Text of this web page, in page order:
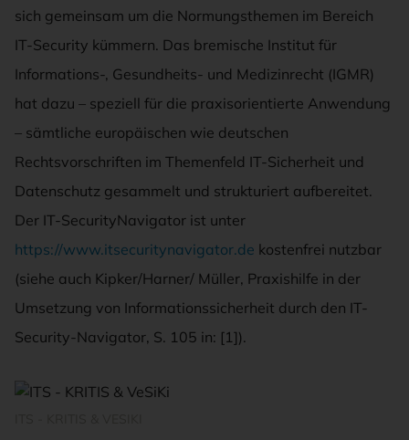
sich gemeinsam um die Normungsthemen im Bereich
IT-Security kümmern. Das bremische Institut für
Informations-, Gesundheits- und Medizinrecht (IGMR)
hat dazu – speziell für die praxisorientierte Anwendung
– sämtliche europäischen wie deutschen
Rechtsvorschriften im Themenfeld IT-Sicherheit und
Datenschutz gesammelt und strukturiert aufbereitet.
Der IT-SecurityNavigator ist unter
https://www.itsecuritynavigator.de kostenfrei nutzbar
(siehe auch Kipker/Harner/ Müller, Praxishilfe in der
Umsetzung von Informationssicherheit durch den IT-
Security-Navigator, S. 105 in: [1]).